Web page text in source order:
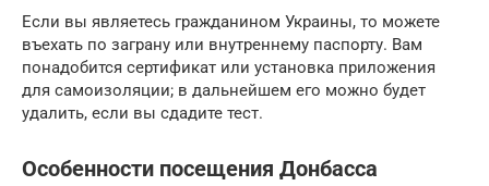
Если вы являетесь гражданином Украины, то можете
въехать по заграну или внутреннему паспорту. Вам
понадобится сертификат или установка приложения
для самоизоляции; в дальнейшем его можно будет
удалить, если вы сдадите тест.
Особенности посещения Донбасса